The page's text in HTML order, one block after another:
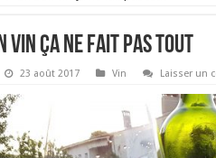
vin ça ne fait pas tout
23 août 2017 Vin Laisser un